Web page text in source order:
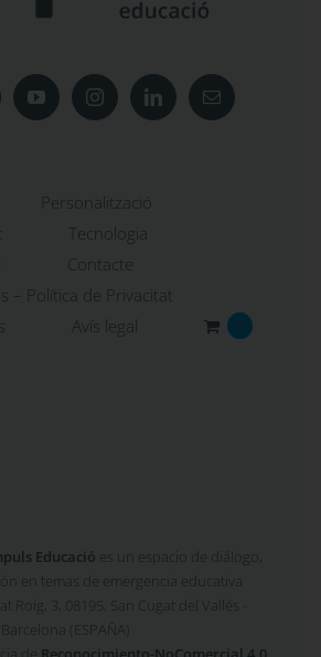
Personalització
Tecnologia
Contacte
– Política de Privacitat
Avís legal
Educació es un espacio de diálogo,
en temas de emergencia educativa
Roig, 3, 08195, San Cugat del Vallés -
Barcelona (ESPAÑA)